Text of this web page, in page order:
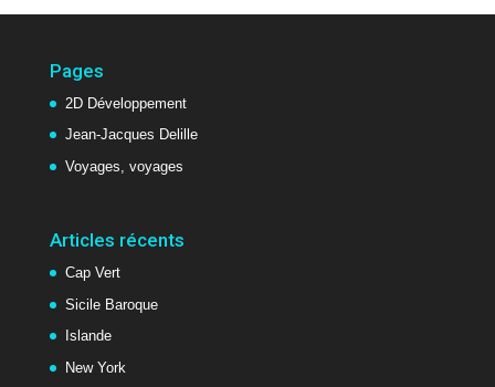
Pages
2D Développement
Jean-Jacques Delille
Voyages, voyages
Articles récents
Cap Vert
Sicile Baroque
Islande
New York